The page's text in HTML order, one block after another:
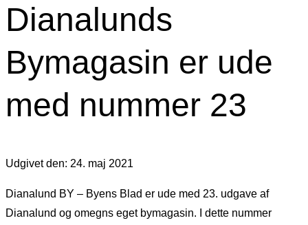
Dianalunds
Bymagasin er ude
med nummer 23
Udgivet den: 24. maj 2021
Dianalund BY – Byens Blad er ude med 23. udgave af
Dianalund og omegns eget bymagasin. I dette nummer